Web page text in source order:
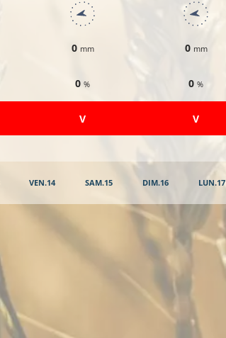
0 mm
0%
​V
0 mm
0%
​V
VEN.14 SAM.15 DIM.16 LUN.17